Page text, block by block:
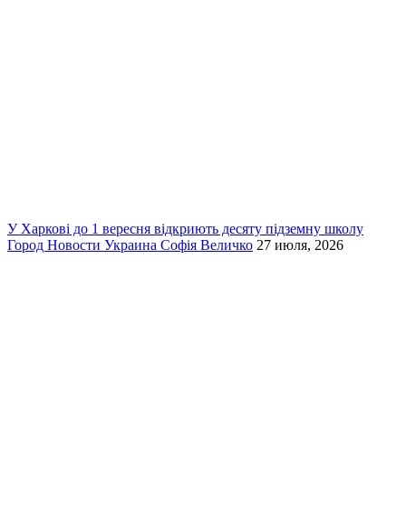
У Харкові до 1 вересня відкриють десяту підземну школу
Город Новости Украина Софія Величко 27 июля, 2026